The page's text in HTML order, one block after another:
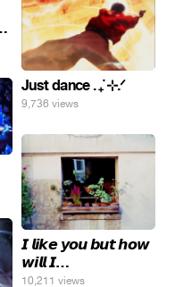
Just dance . ݁₊ ⊹.ᐟ
9,736 views
𝙄 𝙡𝙞𝙠𝙚 𝙮𝙤𝙪 𝙗𝙪𝙩 𝙝𝙤𝙬
𝙬𝙞𝙡𝙡 𝙄…
10,211 views